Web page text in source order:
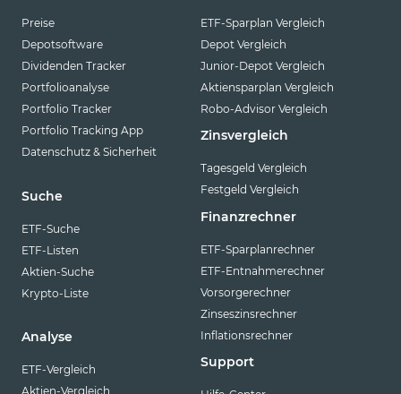
Preise
Depotsoftware
Dividenden Tracker
Portfolioanalyse
Portfolio Tracker
Portfolio Tracking App
Datenschutz & Sicherheit
Suche
ETF-Suche
ETF-Listen
Aktien-Suche
Krypto-Liste
Analyse
ETF-Vergleich
Aktien-Vergleich
ETF-Sparplan Vergleich
Depot Vergleich
Junior-Depot Vergleich
Aktiensparplan Vergleich
Robo-Advisor Vergleich
Zinsvergleich
Tagesgeld Vergleich
Festgeld Vergleich
Finanzrechner
ETF-Sparplanrechner
ETF-Entnahmerechner
Vorsorgerechner
Zinseszinsrechner
Inflationsrechner
Support